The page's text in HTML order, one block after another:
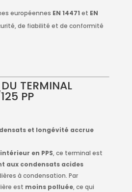
européennes EN 14471 et EN
de fiabilité et de conformité
TERMINAL
PP
et longévité accrue
en PPS, ce terminal est
aux condensats acides
à condensation. Par
est moins polluée, ce qui